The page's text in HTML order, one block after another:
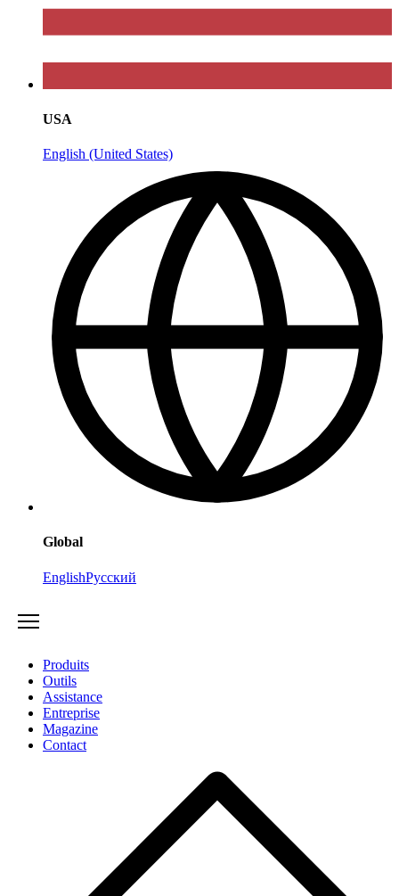
USA
English (United States)
Global
EnglishРусский
Produits
Outils
Assistance
Entreprise
Magazine
Contact